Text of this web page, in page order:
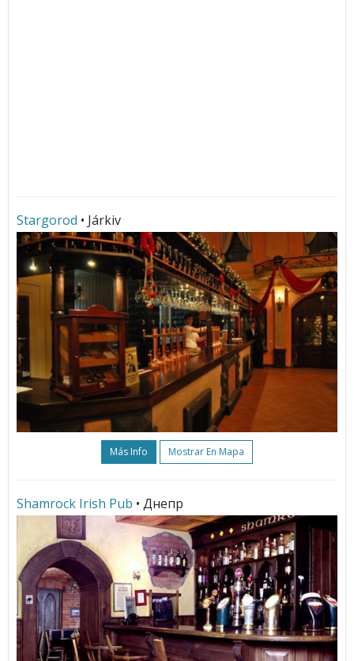
Stargorod • Járkiv
Más Info Mostrar En Mapa
Shamrock Irish Pub • Днепр